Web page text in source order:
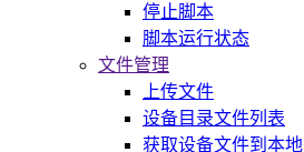
停止脚本
脚本运行状态
文件管理
上传文件
设备目录文件列表
获取设备文件到本地